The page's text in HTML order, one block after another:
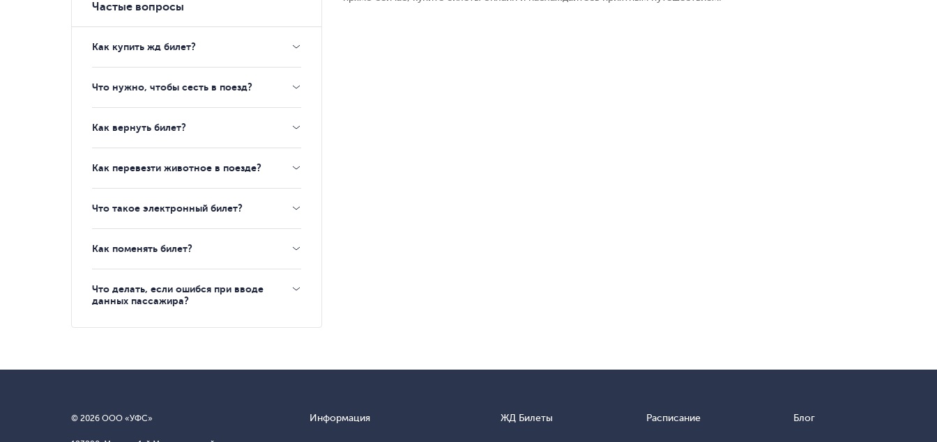
Частые вопросы
Как купить жд билет?
Что нужно, чтобы сесть в поезд?
Как вернуть билет?
Как перевезти животное в поезде?
Что такое электронный билет?
Как поменять билет?
Что делать, если ошибся при вводе
данных пассажира?
© 2026 ООО «УФС» Информация ЖД Билеты Расписание Блог